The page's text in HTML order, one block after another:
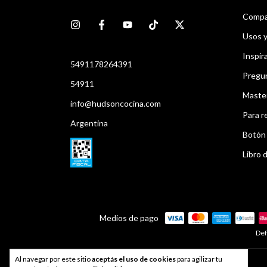
Al navegar por este sitioaceptás el uso de cookiespara agilizar tu
5491178264391
54911
info@hudsoncocina.com
Argentina
Usos
Para
Libro
Medios de pago
Developed byIndex®